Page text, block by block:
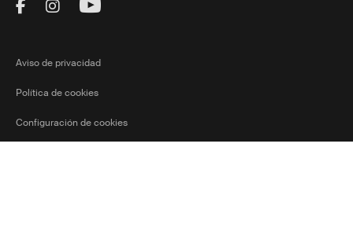
Visit Thule on Facebook (external link)
Visit Thule on Instagram (external link)
Visit Thule on Youtube (external
Aviso de privacidad
Política de cookies
Configuración de cookies